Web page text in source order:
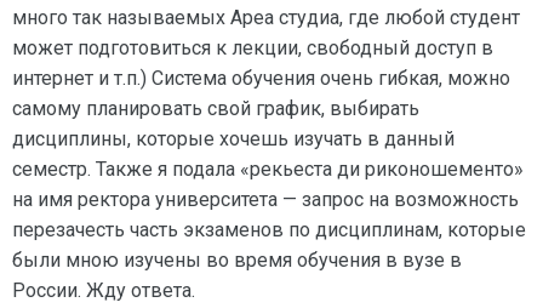
много так называемых Ареа студиа, где любой студент
может подготовиться к лекции, свободный доступ в
интернет и т.п.) Система обучения очень гибкая, можно
самому планировать свой график, выбирать
дисциплины, которые хочешь изучать в данный
семестр. Также я подала «рекьеста ди риконошементо»
на имя ректора университета — запрос на возможность
перезачесть часть экзаменов по дисциплинам, которые
были мною изучены во время обучения в вузе в
России. Жду ответа.